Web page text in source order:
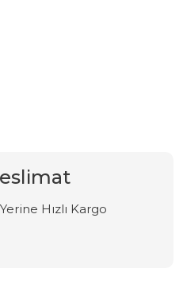
Hızlı Kargo